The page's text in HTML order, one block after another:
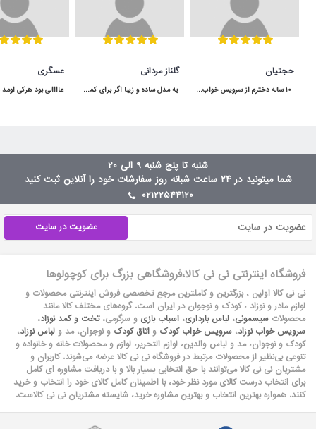
حجتیان
10 ساله دخترم از سرویس خواب آپادانا استفاده میکنه هنوووووز مثل روز اولشه محکم و عااالی
گلناز مردانی
یه مدل ساده و زیبا اگر برای کمد سه دربش جا داشته باشید خیلی هم کاربردی میشه
عسگری
شنبه تا پنج شنبه 9 الی 20
شما میتونید در ۲۴ ساعت شبانه روز سفارشات خود را آنلاین ثبت کنید
02122544120
عضویت در سایت
فروشگاه اینترنتی نی نی کالا،فروشگاهی بزرگ برای کوچولوها
نی نی کالا اولین ، بزرگترین و کاملترین مرجع تخصصی فروش اینترنتی محصولات و
لوازم مادر و نوزاد ، کودک و نوجوان در ایران است. گروه‏‏‌های مختلف کالا مانند
محصولات سیسمونی، لباس بارداری، اسباب بازی و سرگرمی،تخت و کمد نوزاد،
سرویس خواب نوزاد، سرویس خواب کودک و اتاق کودک و نوجوان، مد و لباس نوزاد،
کودک و نوجوان، مد و لباس والدین، لوازم التحریر، لوازم و محصولات خانه و خانواده و
تنوعی بی‌نظیر از محصولات مرتبط در فروشگاه نی نی کالا عرضه می‏‏‏‌شوند. کاربران و
مشتریان نی نی‌ کالا می‏‏‌توانند با حق انتخابی بسیار بالا و با دریافت مشاوره ای کامل
برای انتخاب درست کالای مورد نظر خود، با اطمینان کامل کالای خود را انتخاب و خرید
کنند. همواره بهترین انتخاب و بهترین مشاوره خرید، شایسته مشتریان نی نی کالاست.